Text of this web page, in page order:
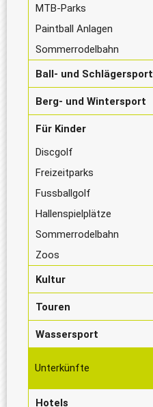
MTB-Parks
Paintball Anlagen
Sommerrodelbahn
Ball- und Schlägersport
Berg- und Wintersport
Für Kinder
Discgolf
Freizeitparks
Fussballgolf
Hallenspielplätze
Sommerrodelbahn
Zoos
Kultur
Touren
Wassersport
Unterkünfte
Hotels